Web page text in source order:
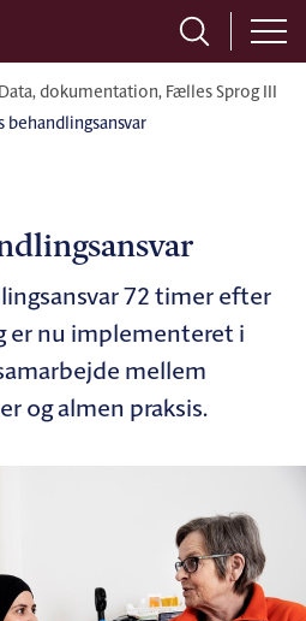
Tilbage til
Data, dokumentation, Fælles Sprog III
behandlingsansvar
72 timer efter
er nu implementeret i
mellem
og almen praksis.